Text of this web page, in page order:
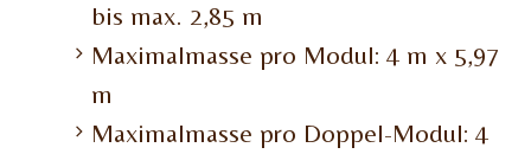
bis max. 2,85 m
Maximalmasse pro Modul: 4 m x 5,97
m
Maximalmasse pro Doppel-Modul: 4